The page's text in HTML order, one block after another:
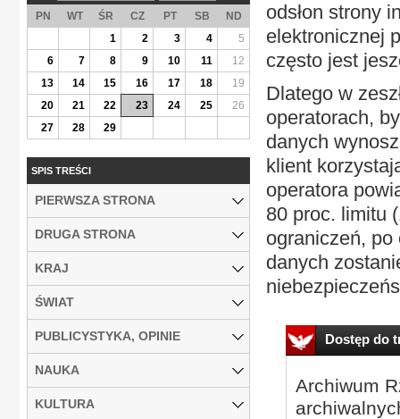
odsłon strony
elektronicznej
często jest
Dlatego w
operatorach,
danych
klient
operatora
80 proc. limitu
ograniczeń, po
danych
Dostęp do
Archiwum
PN WT ŚR CZ PT SB
ND
1
2 3 4
5
6
7 8 9 10 11
12
13
14 15 16 17 18
19
20
21 22 23 24 25
26
27
28 29
SPIS TREŚCI
PIERWSZA STRONA
DRUGA STRONA
KRAJ
ŚWIAT
PUBLICYSTYKA, OPINIE
NAUKA
KULTURA